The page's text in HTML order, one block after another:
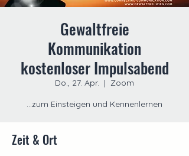
Gewaltfreie
Kommunikation
kostenloser Impulsabend
Do., 27. Apr.
  |
Zoom
...zum Einsteigen und Kennenlernen
Zeit & Ort